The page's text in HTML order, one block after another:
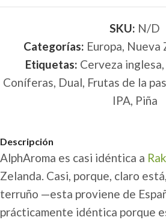
SKU: N/D
Categorías: Europa, Nueva
Etiquetas: Cerveza inglesa,
Coníferas, Dual, Frutas de la
IPA, Piña
Descripción
AlphAroma es casi idéntica a
Zelanda. Casi, porque, claro
terruño —esta proviene de
prácticamente idéntica porque